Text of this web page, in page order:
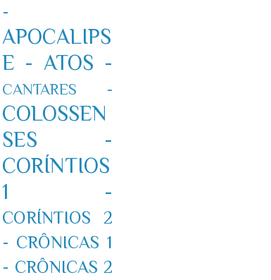
-
APOCALIPS
E - ATOS -
CANTARES -
COLOSSEN
SES -
CORÍNTIOS
1 -
CORÍNTIOS 2
- CRÔNICAS 1
- CRÔNICAS 2